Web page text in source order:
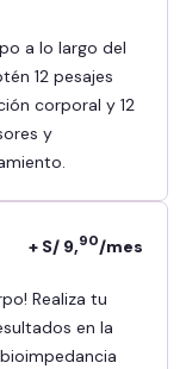
12 pesajes
corporal y 12
y
+ S/ 9,90/mes
en la